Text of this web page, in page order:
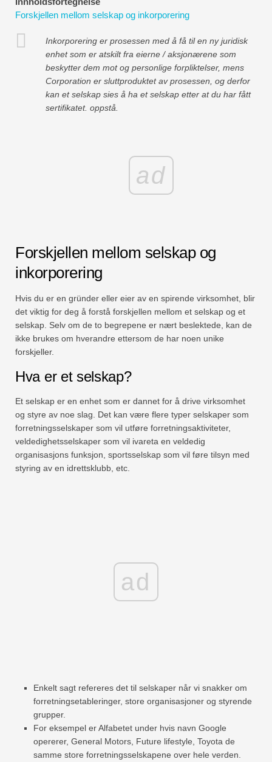
Økonomiske modelleringsveiledninger
Fullstendig format
Risikostyringsveiledninger
Forskjellen mellom selskap og inkorporering
Inkorporering er prosessen med å få til en ny juridisk
enhet som er atskilt fra eierne / aksjonærene som
beskytter dem mot og personlige forpliktelser, mens
Corporation er sluttproduktet av prosessen, og derfor
kan et selskap sies å ha et selskap etter at du har fått
sertifikatet. oppstå.
ad
Forskjellen mellom selskap og
inkorporering
Hvis du er en gründer eller eier av en spirende virksomhet, blir
det viktig for deg å forstå forskjellen mellom et selskap og et
selskap. Selv om de to begrepene er nært beslektede, kan de
ikke brukes om hverandre ettersom de har noen unike
forskjeller.
Hva er et selskap?
Et selskap er en enhet som er dannet for å drive virksomhet
og styre av noe slag. Det kan være flere typer selskaper som
forretningsselskaper som vil utføre forretningsaktiviteter,
veldedighetsselskaper som vil ivareta en veldedig
organisasjons funksjon, sportsselskap som vil føre tilsyn med
styring av en idrettsklubb, etc.
ad
Enkelt sagt refereres det til selskaper når vi snakker om
forretningsetableringer, store organisasjoner og styrende
grupper.
For eksempel er Alfabetet under hvis navn Google
opererer, General Motors, Future lifestyle, Toyota de
samme store forretningsselskapene over hele verden.